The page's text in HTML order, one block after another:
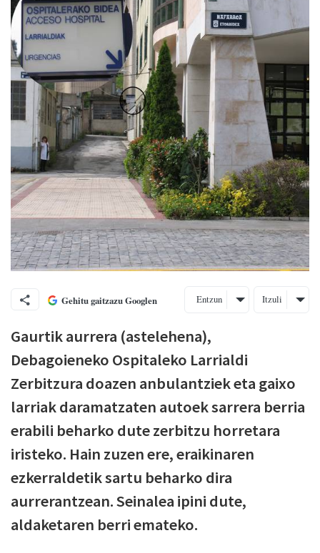
Gehitu gaitzazu Googlen Entzun Itzuli
Gaurtik aurrera (astelehena),
Debagoieneko Ospitaleko Larrialdi
Zerbitzura doazen anbulantziek eta gaixo
larriak daramatzaten autoek sarrera berria
erabili beharko dute zerbitzu horretara
iristeko. Hain zuzen ere, eraikinaren
ezkerraldetik sartu beharko dira
aurrerantzean. Seinalea ipini dute,
aldaketaren berri emateko.